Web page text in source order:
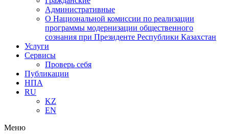
Административные
О Национальной комиссии по реализации
программы модернизации общественного
сознания при Президенте Республики Казахстан
Услуги
Сервисы
Проверь себя
Публикации
НПА
RU
KZ
EN
Меню